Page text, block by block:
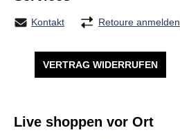
Kontakt Retoure anmelden
VERTRAG WIDERRUFEN
Live shoppen vor Ort